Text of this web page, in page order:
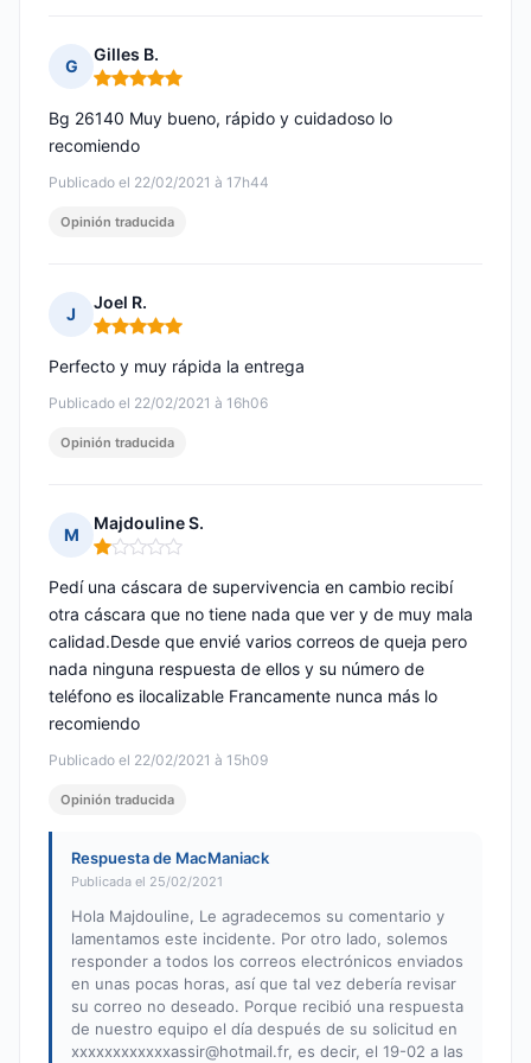
G
Gilles B.
Nota: 5 de 5
Publicado el 22/02/2021 à 17h44
Bg 26140 Muy bueno, rápido y cuidadoso lo
recomiendo
Opinión traducida
J
Joel R.
Nota: 5 de 5
Publicado el 22/02/2021 à 16h06
Perfecto y muy rápida la entrega
Opinión traducida
M
Majdouline S.
Nota: 1 de 5
Publicado el 22/02/2021 à 15h09
Pedí una cáscara de supervivencia en cambio recibí
otra cáscara que no tiene nada que ver y de muy mala
calidad.Desde que envié varios correos de queja pero
nada ninguna respuesta de ellos y su número de
teléfono es ilocalizable Francamente nunca más lo
recomiendo
Opinión traducida
Respuesta de MacManiack
Publicada el 25/02/2021
Hola Majdouline, Le agradecemos su comentario y
lamentamos este incidente. Por otro lado, solemos
responder a todos los correos electrónicos enviados
en unas pocas horas, así que tal vez debería revisar
su correo no deseado. Porque recibió una respuesta
de nuestro equipo el día después de su solicitud en
xxxxxxxxxxxxassir@hotmail.fr, es decir, el 19-02 a las